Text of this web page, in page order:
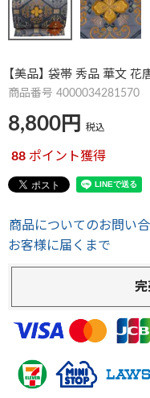
【美品】 袋帯 秀品 華文
商品番号 4000034281570
8,800 税込
88 ポイント獲得
商品についてのお問い
お客様に届くまで
完